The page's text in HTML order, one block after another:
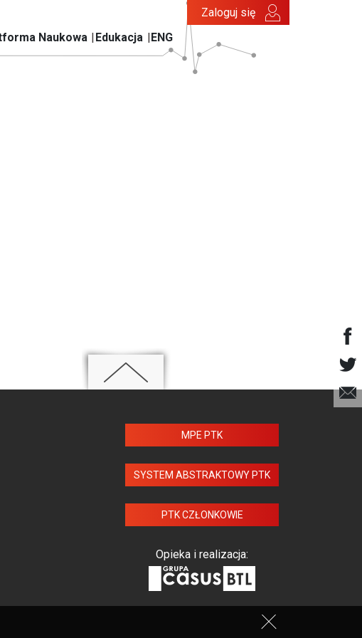
Naukowa Edukacja ENG
Zaloguj się
MPE PTK
SYSTEM ABSTRAKTOWY PTK
PTK CZŁONKOWIE
Opieka i realizacja: